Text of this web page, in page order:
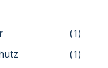
(1)
(1)